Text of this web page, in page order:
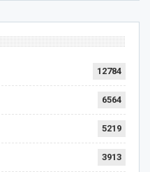
12784
6564
5219
3913